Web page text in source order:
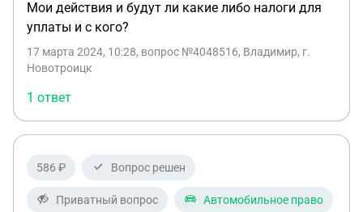
Мои действия и будут ли какие либо налоги для
уплаты и с кого?
17 марта 2024, 10:28, вопрос №4048516, Владимир, г.
Новотроицк
1 ответ
586 ₽ Вопрос решен
Приватный вопрос Автомобильное право